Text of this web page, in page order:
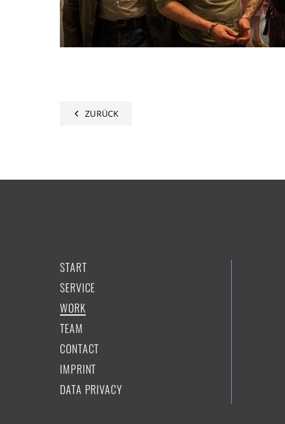
ZURÜCK
START
SERVICE
WORK
TEAM
CONTACT
IMPRINT
DATA PRIVACY